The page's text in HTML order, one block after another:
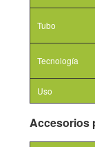
Tubo
Tecnología
Uso
Accesorios